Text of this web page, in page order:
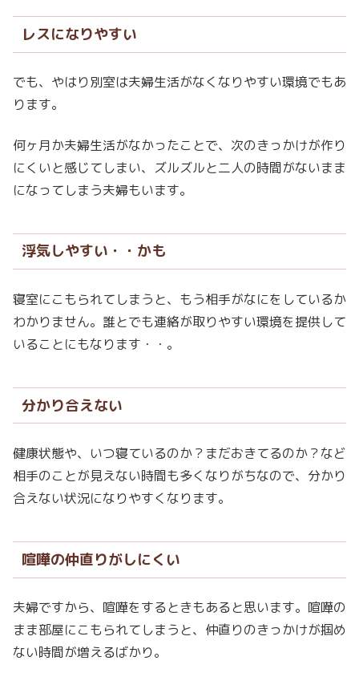
レスになりやすい
でも、やはり別室は夫婦生活がなくなりやすい環境でもあ
ります。
何ヶ月か夫婦生活がなかったことで、次のきっかけが作り
にくいと感じてしまい、ズルズルと二人の時間がないまま
になってしまう夫婦もいます。
浮気しやすい・・かも
寝室にこもられてしまうと、もう相手がなにをしているか
わかりません。誰とでも連絡が取りやすい環境を提供して
いることにもなります・・。
分かり合えない
健康状態や、いつ寝ているのか？まだおきてるのか？など
相手のことが見えない時間も多くなりがちなので、分かり
合えない状況になりやすくなります。
喧嘩の仲直りがしにくい
夫婦ですから、喧嘩をするときもあると思います。喧嘩の
まま部屋にこもられてしまうと、仲直りのきっかけが掴め
ない時間が増えるばかり。